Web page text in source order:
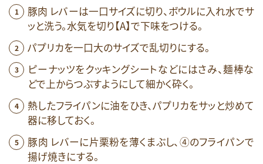
豚肉 レバーは一口サイズに切り、ボウルに入れ水でサ
ッと洗う。水気を切り【A】で下味をつける。
パプリカを一口大のサイズで乱切りにする。
ピーナッツをクッキングシートなどにはさみ、麺棒な
どで上からつぶすようにして細かく砕く。
熱したフライパンに油をひき、パプリカをサッと炒めて
器に移しておく。
豚肉 レバーに片栗粉を薄くまぶし、④のフライパンで
揚げ焼きにする。